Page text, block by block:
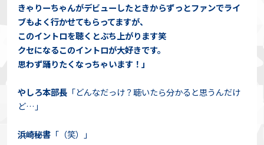
きゃりーちゃんがデビューしたときからずっとファンでライ
ブもよく行かせてもらってますが、
このイントロを聴くとぶち上がります笑
クセになるこのイントロが大好きです。
思わず踊りたくなっちゃいます！」
やしろ本部長「どんなだっけ？聴いたら分かると思うんだけ
ど…」
浜崎秘書「（笑）」